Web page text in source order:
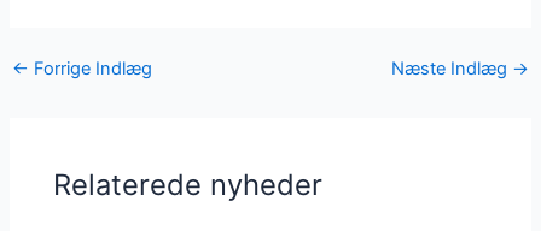
← Forrige Indlæg Næste Indlæg →
Relaterede nyheder